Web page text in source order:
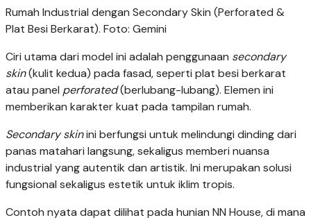
Rumah Industrial dengan Secondary Skin (Perforated &
Plat Besi Berkarat). Foto: Gemini
Ciri utama dari model ini adalah penggunaan secondary
skin(kulit kedua) pada fasad, seperti plat besi berkarat
atau panel perforated(berlubang-lubang). Elemen ini
memberikan karakter kuat pada tampilan rumah.
Secondary skinini berfungsi untuk melindungi dinding dari
panas matahari langsung, sekaligus memberi nuansa
industrial yang autentik dan artistik. Ini merupakan solusi
fungsional sekaligus estetik untuk iklim tropis.
Contoh nyata dapat dilihat pada hunian NN House, di mana